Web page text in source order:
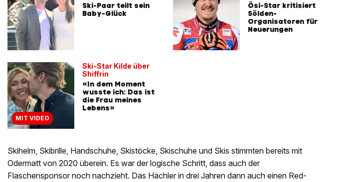
Ski-Paar teilt sein
Baby-Glück
MIT VIDEO
Ski-Star Kilde über
Shiffrin
«In dem Moment
wusste ich: Das ist
die Frau meines
Lebens»
Ösi-Star kritisiert
Sölden-
Organisatoren für
Neuerungen
Skihelm, Skibrille, Handschuhe, Skistöcke, Skischuhe und Skis stimmten bereits mit
Odermatt von 2020 überein. Es war der logische Schritt, dass auch der
Flaschensponsor noch nachzieht. Das Hächler in drei Jahren dann auch einen Red-